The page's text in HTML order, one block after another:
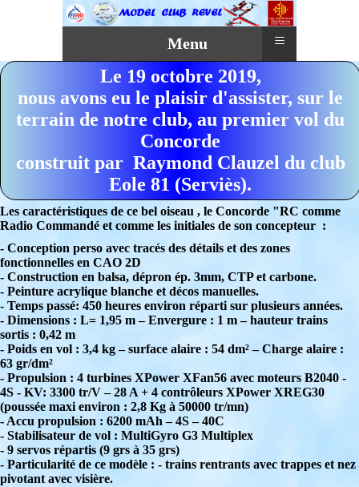
Menu ≡
Le 19 octobre 2019,
nous avons eu le plaisir d'assister, sur le
terrain de notre club, au premier vol du
Concorde
construit par Raymond Clauzel du club
Eole 81 (Serviès).
Les caractéristiques de ce bel oiseau , le Concorde "RC comme
Radio Commandé et comme les initiales de son concepteur :
- Conception perso avec tracés des détails et des zones
fonctionnelles en CAO 2D
- Construction en balsa, dépron ép. 3mm, CTP et carbone.
- Peinture acrylique blanche et décos manuelles.
- Temps passé: 450 heures environ réparti sur plusieurs années.
- Dimensions : L= 1,95 m – Envergure : 1 m – hauteur trains
sortis : 0,42 m
- Poids en vol : 3,4 kg – surface alaire : 54 dm² – Charge alaire :
63 gr/dm²
- Propulsion : 4 turbines XPower XFan56 avec moteurs B2040 -
4S - KV: 3300 tr/V – 28 A + 4 contrôleurs XPower XREG30
(poussée maxi environ : 2,8 Kg à 50000 tr/mn)
- Accu propulsion : 6200 mAh – 4S – 40C
- Stabilisateur de vol : MultiGyro G3 Multiplex
- 9 servos répartis (9 grs à 35 grs)
- Particularité de ce modèle : - trains rentrants avec trappes et nez
pivotant avec visière.